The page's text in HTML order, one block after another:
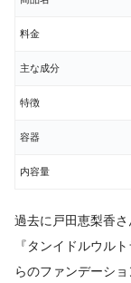
料金
主な成分
特徴
容器
内容量
過去に戸田恵梨香
『タンイドルウル
らのファンデーショ